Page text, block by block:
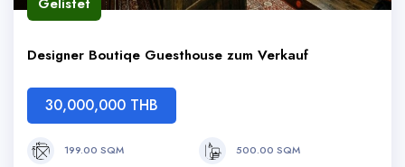
Designer Boutiqe Guesthouse zum Verkauf
30,000,000 THB
199.00 SQM 500.00 SQM